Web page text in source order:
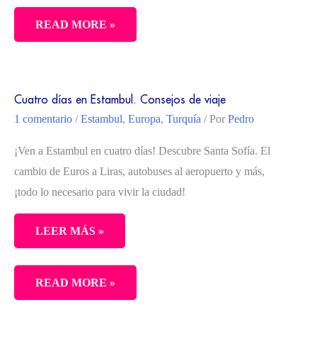
LA
MEJOR
CONOCER
TOULOUSE
Y
SUS
ALREDEDORES.
TRIP
CON
READ MORE »
Cuatro días en Estambul. Consejos de viaje
1 comentario /Estambul, Europa, Turquía / Por Pedro
¡Ven a Estambul en cuatro días! Descubre Santa Sofía. El
cambio de Euros a Liras, autobuses al aeropuerto y más,
¡todo lo necesario para vivir la ciudad!
LEER MÁS »
CUATRO
DÍAS
READ MORE »